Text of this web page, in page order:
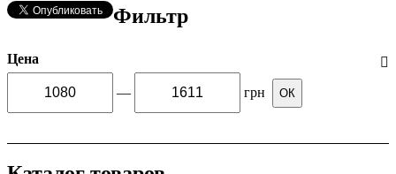
Фильтр
Цена
— грн ОК